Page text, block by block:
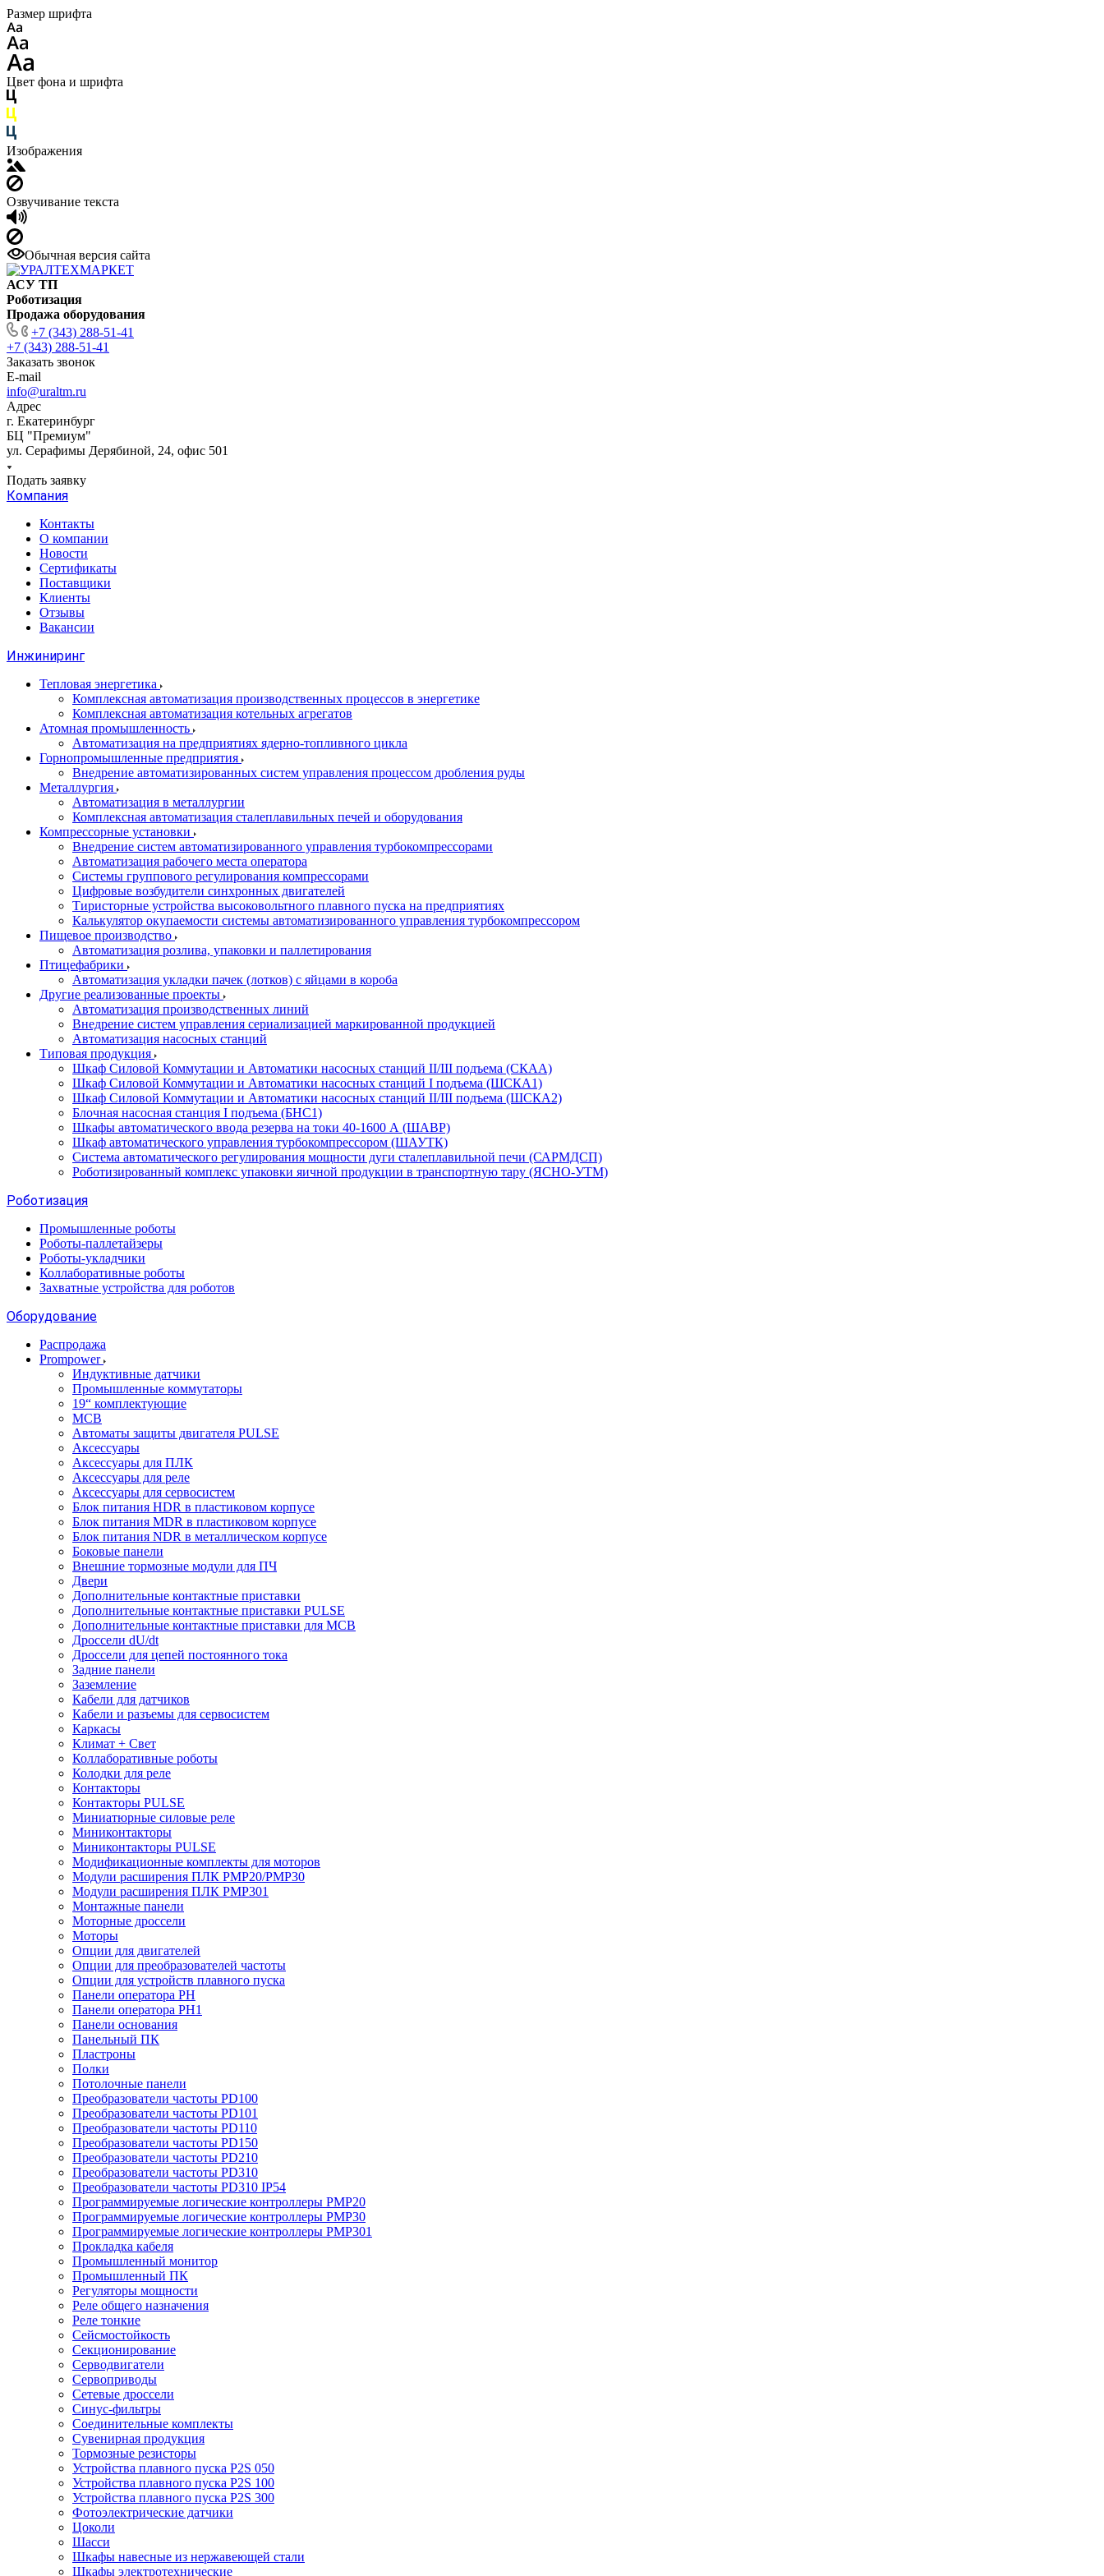
Размер шрифта
Цвет фона и шрифта
Изображения
Озвучивание текста
Обычная версия сайта
АСУ ТП
Роботизация
Продажа оборудования
+7 (343) 288-51-41
+7 (343) 288-51-41
Заказать звонок
E-mail
info@uraltm.ru
Адрес
г. Екатеринбург
БЦ "Премиум"
ул. Серафимы Дерябиной, 24, офис 501
Подать заявку
Компания
Контакты
О компании
Новости
Сертификаты
Поставщики
Клиенты
Отзывы
Вакансии
Инжиниринг
Тепловая энергетика
Комплексная автоматизация производственных процессов в энергетике
Комплексная автоматизация котельных агрегатов
Атомная промышленность
Автоматизация на предприятиях ядерно-топливного цикла
Горнопромышленные предприятия
Внедрение автоматизированных систем управления процессом дробления руды
Металлургия
Автоматизация в металлургии
Комплексная автоматизация сталеплавильных печей и оборудования
Компрессорные установки
Внедрение систем автоматизированного управления турбокомпрессорами
Автоматизация рабочего места оператора
Системы группового регулирования компрессорами
Цифровые возбудители синхронных двигателей
Тиристорные устройства высоковольтного плавного пуска на предприятиях
Калькулятор окупаемости системы автоматизированного управления турбокомпрессором
Пищевое производство
Автоматизация розлива, упаковки и паллетирования
Птицефабрики
Автоматизация укладки пачек (лотков) с яйцами в короба
Другие реализованные проекты
Автоматизация производственных линий
Внедрение систем управления сериализацией маркированной продукцией
Автоматизация насосных станций
Типовая продукция
Шкаф Силовой Коммутации и Автоматики насосных станций II/III подъема (СКАА)
Шкаф Силовой Коммутации и Автоматики насосных станций I подъема (ШСКА1)
Шкаф Силовой Коммутации и Автоматики насосных станций II/III подъема (ШСКА2)
Блочная насосная станция I подъема (БНС1)
Шкафы автоматического ввода резерва на токи 40-1600 А (ШАВР)
Шкаф автоматического управления турбокомпрессором (ШАУТК)
Система автоматического регулирования мощности дуги сталеплавильной печи (САРМДСП)
Роботизированный комплекс упаковки яичной продукции в транспортную тару (ЯСНО-УТМ)
Роботизация
Промышленные роботы
Роботы-паллетайзеры
Роботы-укладчики
Коллаборативные роботы
Захватные устройства для роботов
Оборудование
Распродажа
Prompower
Индуктивные датчики
Промышленные коммутаторы
19“ комплектующие
MCB
Автоматы защиты двигателя PULSE
Аксессуары
Аксессуары для ПЛК
Аксессуары для реле
Аксессуары для сервосистем
Блок питания HDR в пластиковом корпусе
Блок питания MDR в пластиковом корпусе
Блок питания NDR в металлическом корпусе
Боковые панели
Внешние тормозные модули для ПЧ
Двери
Дополнительные контактные приставки
Дополнительные контактные приставки PULSE
Дополнительные контактные приставки для MCB
Дроссели dU/dt
Дроссели для цепей постоянного тока
Задние панели
Заземление
Кабели для датчиков
Кабели и разъемы для сервосистем
Каркасы
Климат + Свет
Коллаборативные роботы
Колодки для реле
Контакторы
Контакторы PULSE
Миниатюрные силовые реле
Миниконтакторы
Миниконтакторы PULSE
Модификационные комплекты для моторов
Модули расширения ПЛК PMP20/PMP30
Модули расширения ПЛК PMP301
Монтажные панели
Моторные дроссели
Моторы
Опции для двигателей
Опции для преобразователей частоты
Опции для устройств плавного пуска
Панели оператора PH
Панели оператора PH1
Панели основания
Панельный ПК
Пластроны
Полки
Потолочные панели
Преобразователи частоты PD100
Преобразователи частоты PD101
Преобразователи частоты PD110
Преобразователи частоты PD150
Преобразователи частоты PD210
Преобразователи частоты PD310
Преобразователи частоты PD310 IP54
Программируемые логические контроллеры PMP20
Программируемые логические контроллеры PMP30
Программируемые логические контроллеры PMP301
Прокладка кабеля
Промышленный монитор
Промышленный ПК
Регуляторы мощности
Реле общего назначения
Реле тонкие
Сейсмостойкость
Секционирование
Серводвигатели
Сервоприводы
Сетевые дроссели
Синус-фильтры
Соединительные комплекты
Сувенирная продукция
Тормозные резисторы
Устройства плавного пуска P2S 050
Устройства плавного пуска P2S 100
Устройства плавного пуска P2S 300
Фотоэлектрические датчики
Цоколи
Шасси
Шкафы навесные из нержавеющей стали
Шкафы электротехнические